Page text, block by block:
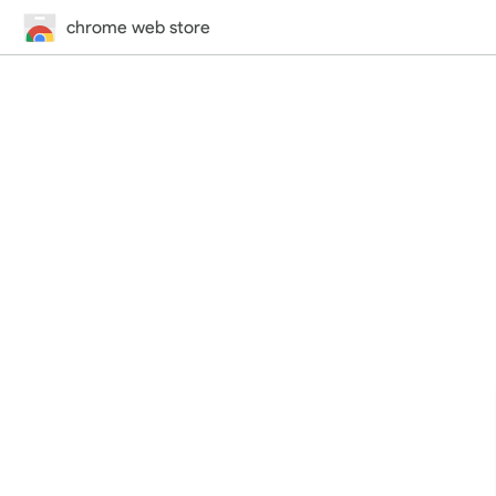
chrome web store